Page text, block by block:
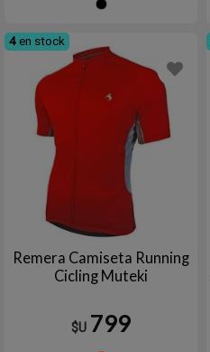
4 en stock
Remera Camiseta Running
Cicling Muteki
$U 799